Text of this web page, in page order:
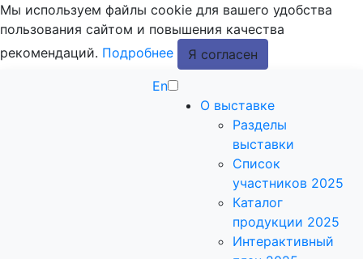
Мы используем файлы cookie для вашего удобства
пользования сайтом и повышения качества
рекомендаций. Подробнее
Я согласен
En
О выставке
Разделы
выставки
Список
участников 2025
Каталог
продукции 2025
Интерактивный